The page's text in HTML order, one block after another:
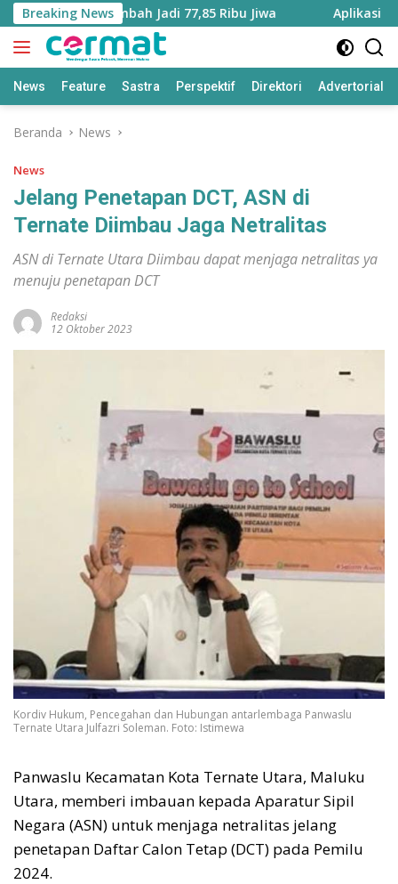
Langsung
ke
konten
Breaking News
Utara Bertambah Jadi 77,85 Ribu Jiwa Aplikasi
News Feature Sastra Perspektif Direktori Advertorial
Beranda News
News
Jelang Penetapan DCT, ASN di
Ternate Diimbau Jaga Netralitas
ASN di Ternate Utara Diimbau dapat menjaga netralitas ya
menuju penetapan DCT
Redaksi
12 Oktober 2023
Kordiv Hukum, Pencegahan dan Hubungan antarlembaga Panwaslu
Ternate Utara Julfazri Soleman. Foto: Istimewa
Panwaslu Kecamatan Kota Ternate Utara, Maluku
Utara, memberi imbauan kepada Aparatur Sipil
Negara (ASN) untuk menjaga netralitas jelang
penetapan Daftar Calon Tetap (DCT) pada Pemilu
2024.